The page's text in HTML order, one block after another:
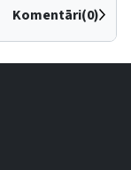
Komentāri(0)